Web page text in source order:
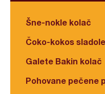
Šne-nokle kolač
Čoko-kokos
Galete Bakin kolač
Pohovane pečene